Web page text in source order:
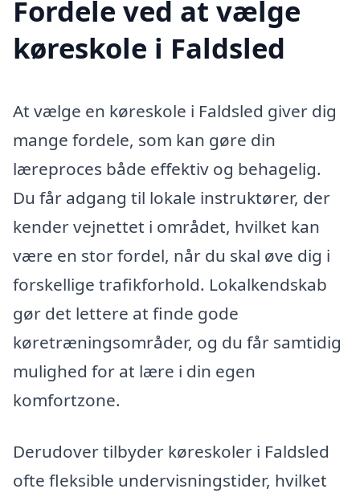
Fordele ved at vælge
køreskole i Faldsled
At vælge en køreskole i Faldsled giver dig
mange fordele, som kan gøre din
læreproces både effektiv og behagelig.
Du får adgang til lokale instruktører, der
kender vejnettet i området, hvilket kan
være en stor fordel, når du skal øve dig i
forskellige trafikforhold. Lokalkendskab
gør det lettere at finde gode
køretræningsområder, og du får samtidig
mulighed for at lære i din egen
komfortzone.
Derudover tilbyder køreskoler i Faldsled
ofte fleksible undervisningstider, hvilket